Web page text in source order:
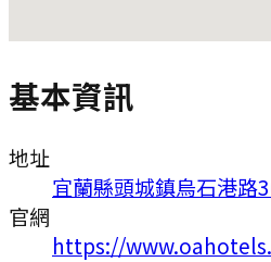
基本資訊
地址
宜蘭縣頭城鎮烏石港路
官網
https://